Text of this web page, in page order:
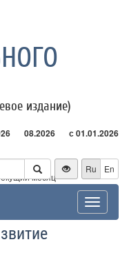
издание)
08.2026 с 01.01.2026
месяц
Ru En
Toggle